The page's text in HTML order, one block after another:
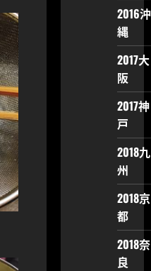
2016沖
縄
2017大
阪
2017神
戸
2018九
州
2018京
都
2018奈
良